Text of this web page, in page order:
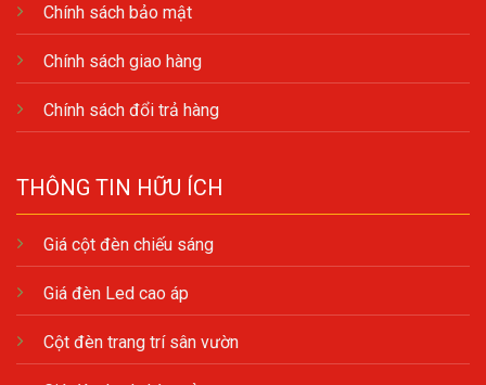
Chính sách bảo mật
Chính sách giao hàng
Chính sách đổi trả hàng
THÔNG TIN HỮU ÍCH
Giá cột đèn chiếu sáng
Giá đèn Led cao áp
Cột đèn trang trí sân vườn